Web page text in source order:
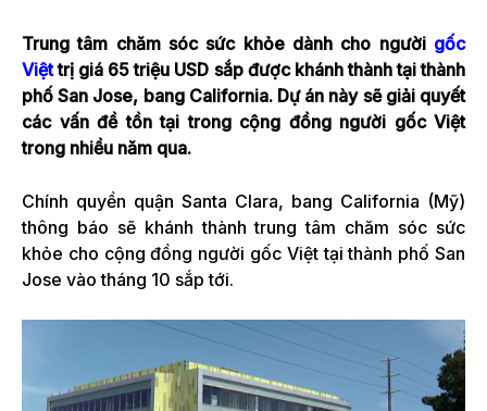
Trung tâm chăm sóc sức khỏe dành cho người gốc
Việttrị giá 65 triệu USD sắp được khánh thành tại thành
phố San Jose, bang California. Dự án này sẽ giải quyết
các vấn đề tồn tại trong cộng đồng người gốc Việt
trong nhiều năm qua.
Chính quyền quận Santa Clara, bang California (Mỹ)
thông báo sẽ khánh thành trung tâm chăm sóc sức
khỏe cho cộng đồng người gốc Việt tại thành phố San
Jose vào tháng 10 sắp tới.